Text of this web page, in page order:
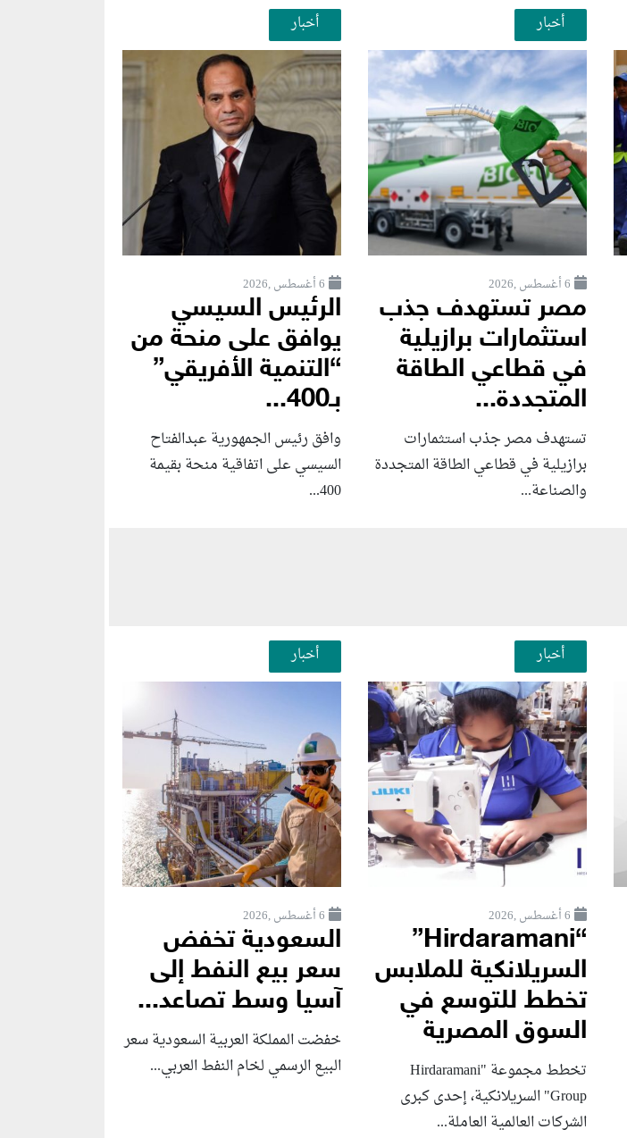
أخبار
6 أغسطس ,2026
مصر تستهدف جذب
استثمارات برازيلية
في قطاعي الطاقة
المتجددة...
تستهدف مصر جذب استثمارات
برازيلية في قطاعي الطاقة المتجددة
والصناعة...
أخبار
6 أغسطس ,2026
الرئيس السيسي
يوافق على منحة من
“التنمية الأفريقي”
بـ400...
وافق رئيس الجمهورية عبدالفتاح
السيسي على اتفاقية منحة بقيمة
400...
أخبار
6 أغسطس ,2026
“Hirdaramani”
السريلانكية للملابس
تخطط للتوسع في
السوق المصرية
تخطط مجموعة "Hirdaramani
Group" السريلانكية، إحدى كبرى
الشركات العالمية العاملة...
أخبار
6 أغسطس ,2026
السعودية تخفض
سعر بيع النفط إلى
آسيا وسط تصاعد...
خفضت المملكة العربية السعودية سعر
البيع الرسمي لخام النفط العربي...